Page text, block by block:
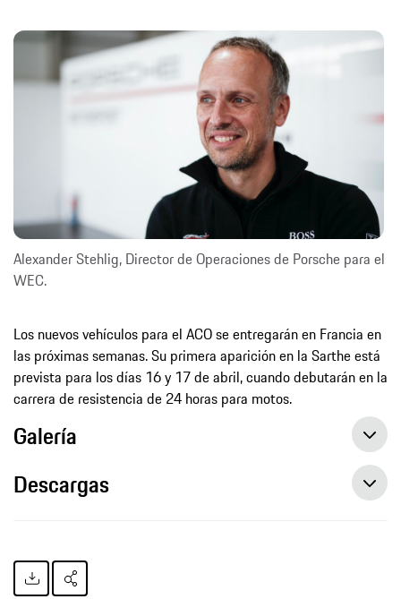
Alexander Stehlig, Director de Operaciones de Porsche para el
WEC.
Los nuevos vehículos para el ACO se entregarán en Francia en
las próximas semanas. Su primera aparición en la Sarthe está
prevista para los días 16 y 17 de abril, cuando debutarán en la
carrera de resistencia de 24 horas para motos.
Galería
Descargas